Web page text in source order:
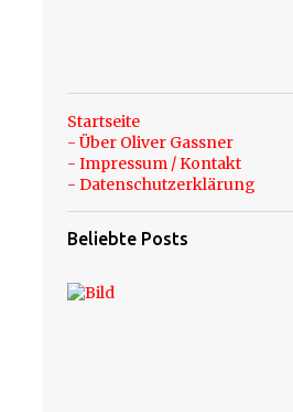
Startseite
- Über Oliver Gassner
- Impressum / Kontakt
- Datenschutzerklärung
Beliebte Posts